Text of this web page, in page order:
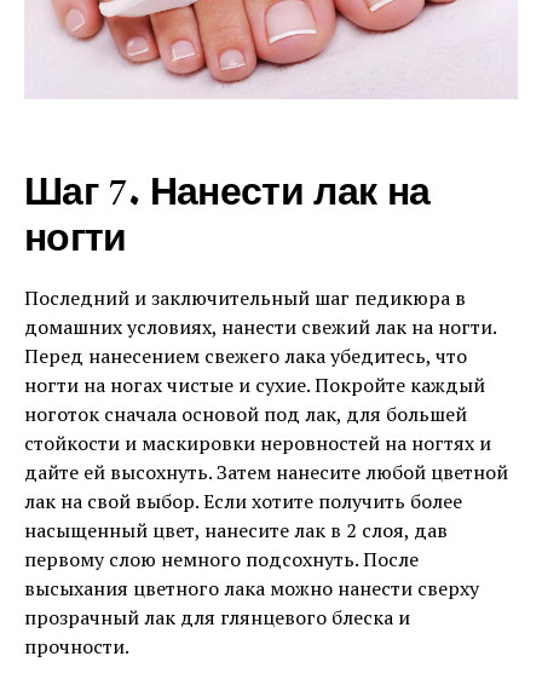
Шаг 7. Нанести лак на
ногти
Последний и заключительный шаг педикюра в
домашних условиях, нанести свежий лак на ногти.
Перед нанесением свежего лака убедитесь, что
ногти на ногах чистые и сухие. Покройте каждый
ноготок сначала основой под лак, для большей
стойкости и маскировки неровностей на ногтях и
дайте ей высохнуть. Затем нанесите любой цветной
лак на свой выбор. Если хотите получить более
насыщенный цвет, нанесите лак в 2 слоя, дав
первому слою немного подсохнуть. После
высыхания цветного лака можно нанести сверху
прозрачный лак для глянцевого блеска и
прочности.